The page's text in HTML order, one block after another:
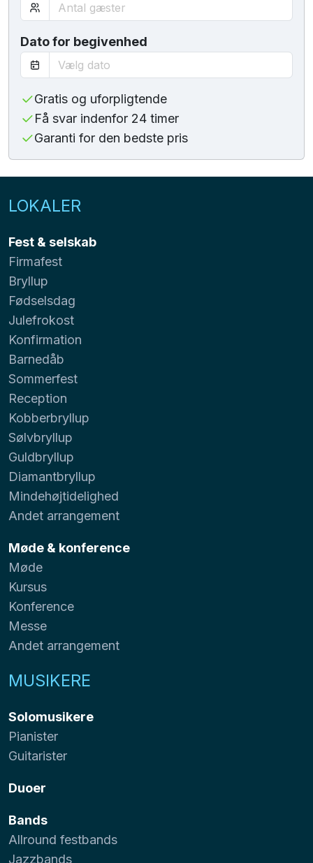
Dato for begivenhed
Gratis og uforpligtende
Få svar indenfor 24 timer
Garanti for den bedste pris
LOKALER
Fest & selskab
Firmafest
Bryllup
Fødselsdag
Julefrokost
Konfirmation
Barnedåb
Sommerfest
Reception
Kobberbryllup
Sølvbryllup
Guldbryllup
Diamantbryllup
Mindehøjtidelighed
Andet arrangement
Møde & konference
Møde
Kursus
Konference
Messe
Andet arrangement
MUSIKERE
Solomusikere
Pianister
Guitarister
Duoer
Bands
Allround festbands
Jazzbands